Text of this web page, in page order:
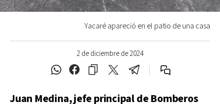
2 de diciembre de 2024
Yacaré apareció en el patio de una casa
Juan Medina, jefe principal de Bomberos